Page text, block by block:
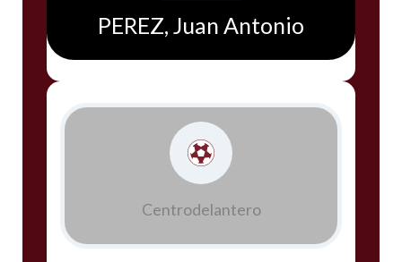
PEREZ, Juan Antonio
Centrodelantero